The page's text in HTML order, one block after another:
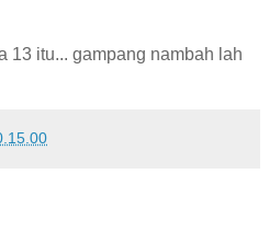
13 itu... gampang nambah lah